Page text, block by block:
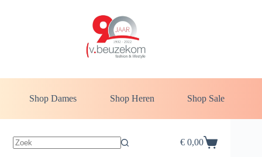
Shop Dames Shop Heren Shop Sale
Winkelwagen
€0,00